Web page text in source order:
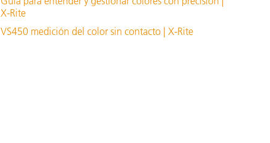
X-Rite
VS450 medición del color sin contacto | X-Rite